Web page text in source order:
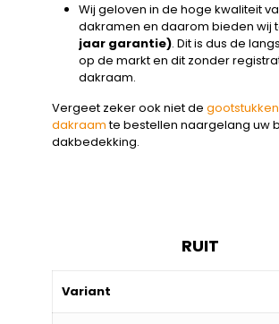
Wij geloven in de hoge kwaliteit
dakramen en daarom bieden wij
jaar garantie). Dit is dus de
op de markt en dit zonder
dakraam.
Vergeet zeker ook niet de
dakraamte bestellen naargelang uw
dakbedekking.
RUIT
Variant